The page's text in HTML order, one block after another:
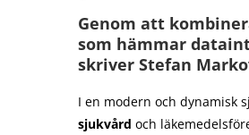
Genom att
som hämmar
skriver Stefan
I en modern och dynamisk
sjukvård och